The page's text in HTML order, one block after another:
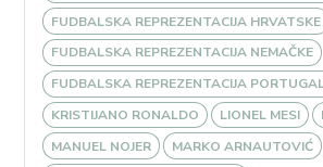
FUDBALSKA REPREZENTACIJA HRVATSKE
FUDBALSKA REPREZENTACIJA NEMAČKE
FUDBALSKA REPREZENTACIJA
KRISTIJANO RONALDO
LIONEL MESI
MANUEL NOJER
MARKO ARNAUTOVIĆ